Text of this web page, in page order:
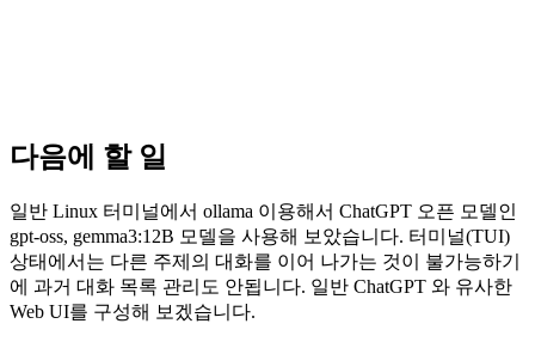
다음에 할 일
일반 Linux 터미널에서 ollama 이용해서 ChatGPT 오픈 모델인
gpt-oss, gemma3:12B 모델을 사용해 보았습니다. 터미널(TUI)
상태에서는 다른 주제의 대화를 이어 나가는 것이 불가능하기
에 과거 대화 목록 관리도 안됩니다. 일반 ChatGPT 와 유사한
Web UI를 구성해 보겠습니다.